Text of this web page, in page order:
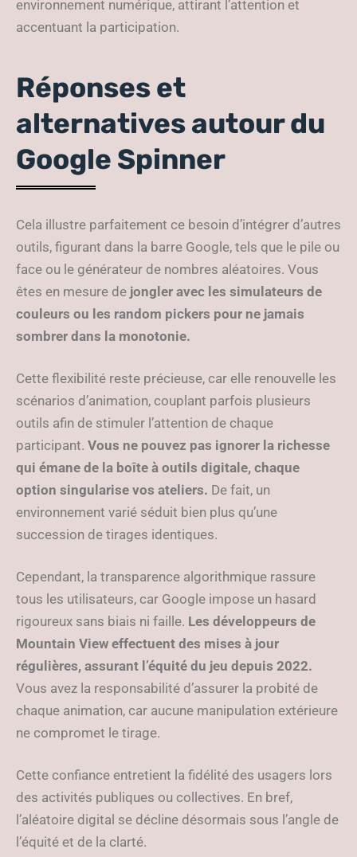
environnement numérique, attirant l’attention et
accentuant la participation.
Réponses et
alternatives autour du
Google Spinner
Cela illustre parfaitement ce besoin d’intégrer d’autres
outils, figurant dans la barre Google, tels que le pile ou
face ou le générateur de nombres aléatoires. Vous
êtes en mesure de jongler avec les simulateurs de
couleurs ou les random pickers pour ne jamais
sombrer dans la monotonie.
Cette flexibilité reste précieuse, car elle renouvelle les
scénarios d’animation, couplant parfois plusieurs
outils afin de stimuler l’attention de chaque
participant. Vous ne pouvez pas ignorer la richesse
qui émane de la boîte à outils digitale, chaque
option singularise vos ateliers. De fait, un
environnement varié séduit bien plus qu’une
succession de tirages identiques.
Cependant, la transparence algorithmique rassure
tous les utilisateurs, car Google impose un hasard
rigoureux sans biais ni faille. Les développeurs de
Mountain View effectuent des mises à jour
régulières, assurant l’équité du jeu depuis 2022.
Vous avez la responsabilité d’assurer la probité de
chaque animation, car aucune manipulation extérieure
ne compromet le tirage.
Cette confiance entretient la fidélité des usagers lors
des activités publiques ou collectives. En bref,
l’aléatoire digital se décline désormais sous l’angle de
l’équité et de la clarté.